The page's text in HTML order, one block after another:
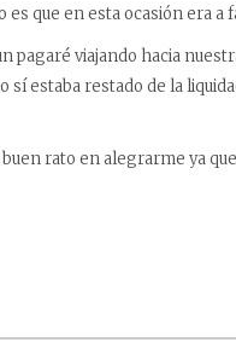
que en esta ocasión era a
pagaré viajando hacia
estaba restado de la
rato en alegrarme ya